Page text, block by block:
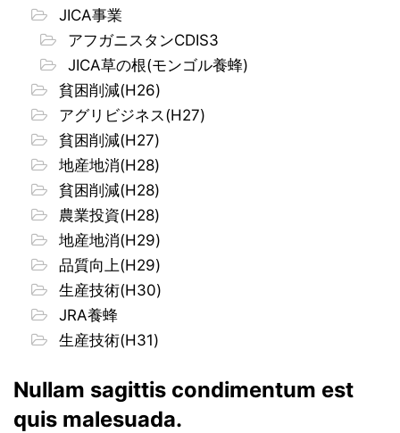
JICA事業
アフガニスタンCDIS3
JICA草の根(モンゴル養蜂)
貧困削減(H26)
アグリビジネス(H27)
貧困削減(H27)
地産地消(H28)
貧困削減(H28)
農業投資(H28)
地産地消(H29)
品質向上(H29)
生産技術(H30)
JRA養蜂
生産技術(H31)
Nullam sagittis condimentum est
quis malesuada.